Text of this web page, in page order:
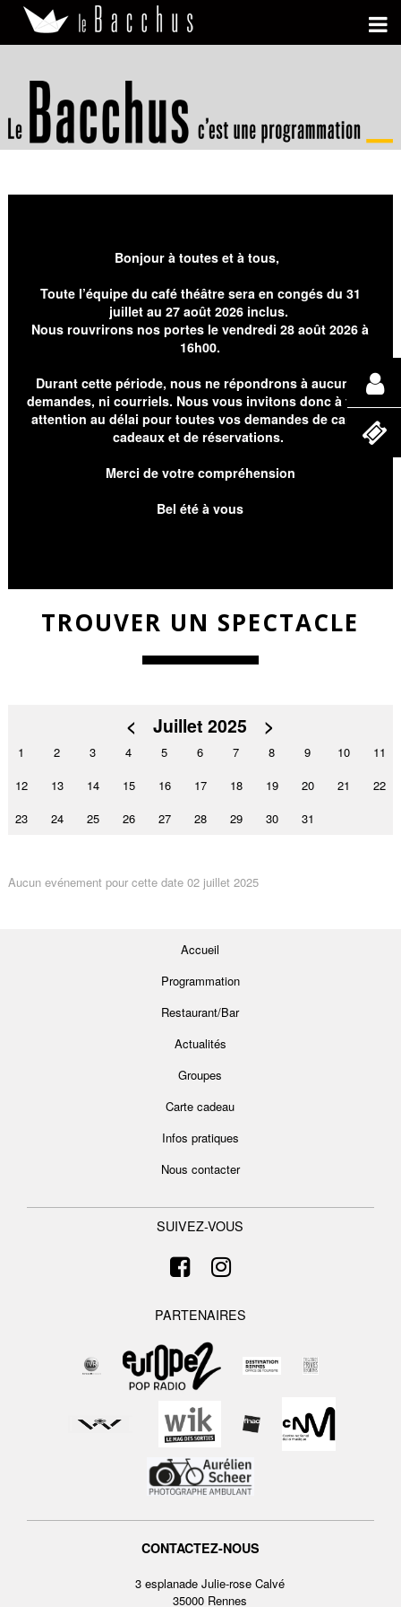
Bonjour à toutes et à tous,
Toute l’équipe du café théâtre sera en congés du 31
juillet au 27 août 2026 inclus.
Nous rouvrirons nos portes le vendredi 28 août 2026 à
16h00.
Durant cette période, nous ne répondrons à aucunes
demandes, ni courriels. Nous vous invitons donc à faire
attention au délai pour toutes vos demandes de cartes
cadeaux et de réservations.
Merci de votre compréhension
Bel été à vous
TROUVER UN SPECTACLE
< Juillet 2025 >
1 2 3 4 5 6 7 8 9 10
11
12
13 14 15 16 17 18 19 20 21
22
23
24 25 26 27 28 29 30 31
Aucun evénement pour cette date 02 juillet 2025
Accueil
Programmation
Restaurant/Bar
Actualités
Groupes
Carte cadeau
Infos pratiques
Nous contacter
SUIVEZ-VOUS
PARTENAIRES
CONTACTEZ-NOUS
3 esplanade Julie-rose Calvé
35000 Rennes